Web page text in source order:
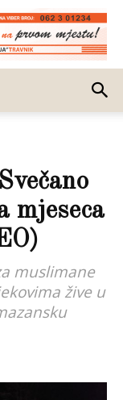
mjeseca
muslimane
žive u